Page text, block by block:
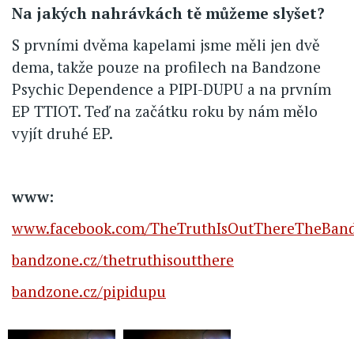
Na jakých nahrávkách tě můžeme slyšet?
S prvními dvěma kapelami jsme měli jen dvě
dema, takže pouze na profilech na Bandzone
Psychic Dependence a PIPI-DUPU a na prvním
EP TTIOT. Teď na začátku roku by nám mělo
vyjít druhé EP.
www:
www.facebook.com/
bandzone.cz/thetruthisoutthere
bandzone.cz/pipidupu